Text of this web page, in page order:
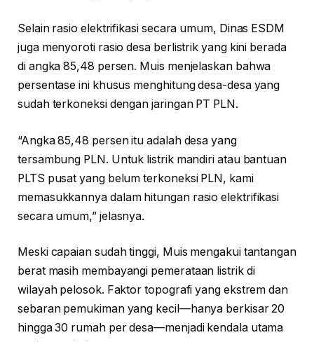
Selain rasio elektrifikasi secara umum, Dinas ESDM
juga menyoroti rasio desa berlistrik yang kini berada
di angka 85,48 persen. Muis menjelaskan bahwa
persentase ini khusus menghitung desa-desa yang
sudah terkoneksi dengan jaringan PT PLN.
“Angka 85,48 persen itu adalah desa yang
tersambung PLN. Untuk listrik mandiri atau bantuan
PLTS pusat yang belum terkoneksi PLN, kami
memasukkannya dalam hitungan rasio elektrifikasi
secara umum,” jelasnya.
Meski capaian sudah tinggi, Muis mengakui tantangan
berat masih membayangi pemerataan listrik di
wilayah pelosok. Faktor topografi yang ekstrem dan
sebaran pemukiman yang kecil—hanya berkisar 20
hingga 30 rumah per desa—menjadi kendala utama